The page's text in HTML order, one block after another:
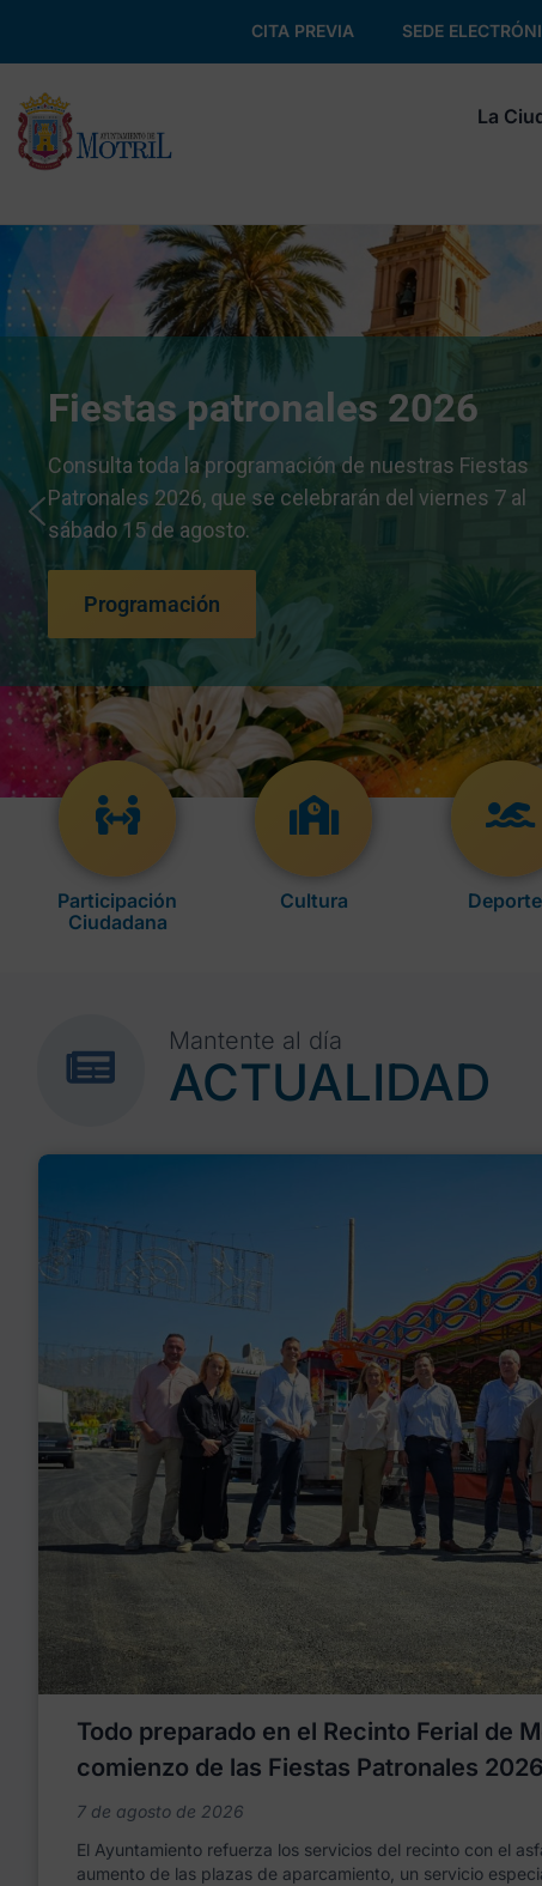
CITA PREVIA SEDE
La
Fiestas patronales 2026
Consulta toda la programación de nuestras Fiestas
Patronales 2026, que se celebrarán del viernes 7 al
sábado 15 de agosto.
Programación
Participación
Ciudadana
Cultura
Mantente al día
ACTUALIDAD
Todo preparado en el Recinto Ferial de
comienzo de las Fiestas Patronales 2026
7 de agosto de 2026
El Ayuntamiento refuerza los servicios del recinto con el
aumento de las plazas de aparcamiento, un servicio